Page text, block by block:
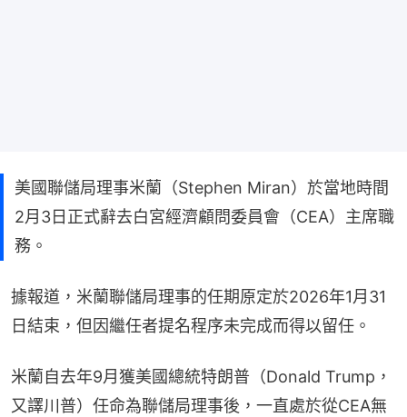
美國聯儲局理事米蘭（Stephen Miran）於當地時間
2月3日正式辭去白宮經濟顧問委員會（CEA）主席職
務。
據報道，米蘭聯儲局理事的任期原定於2026年1月31
日結束，但因繼任者提名程序未完成而得以留任。
米蘭自去年9月獲美國總統特朗普（Donald Trump，
又譯川普）任命為聯儲局理事後，一直處於從CEA無